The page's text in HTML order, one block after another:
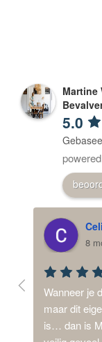
Martine
5.0
8
Wanneer je
maar dit
is… dan is